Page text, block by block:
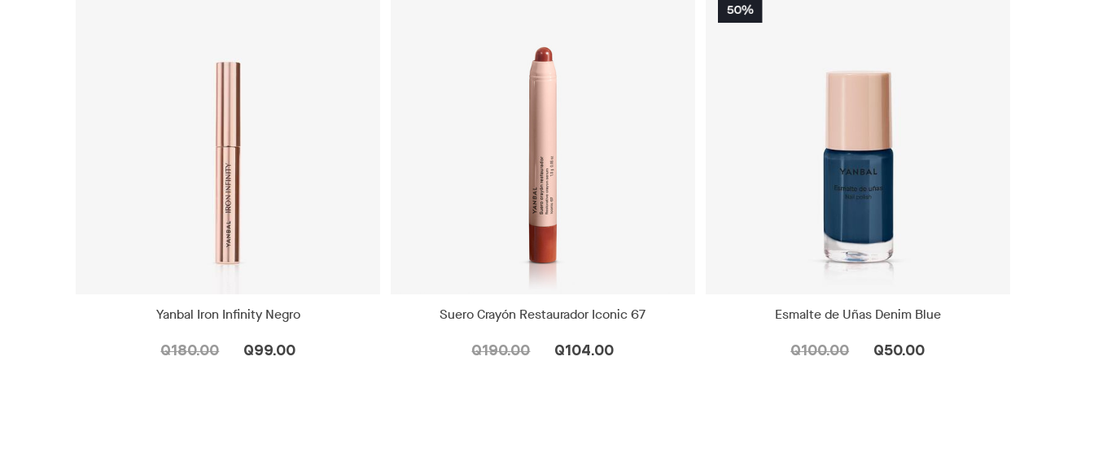
Yanbal Iron Infinity Negro
Q180.00 Q99.00
Suero Crayón Restaurador Iconic 67
Q190.00 Q104.00
Esmalte de Uñas Denim Blue
Q100.00 Q50.00